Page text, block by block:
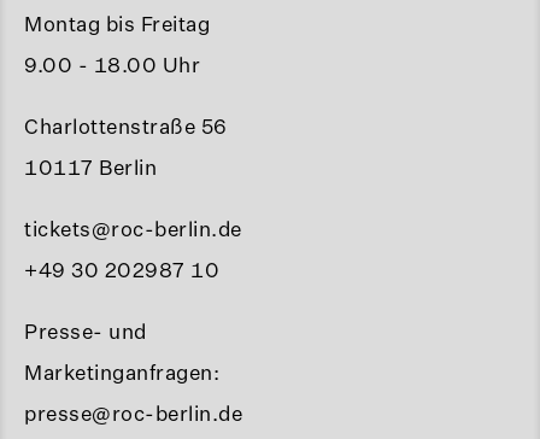
Montag bis Freitag
9.00 - 18.00 Uhr
Charlottenstraße 56
10117 Berlin
tickets@roc-berlin.de
+49 30 202987 10
Presse- und
Marketinganfragen:
presse@roc-berlin.de